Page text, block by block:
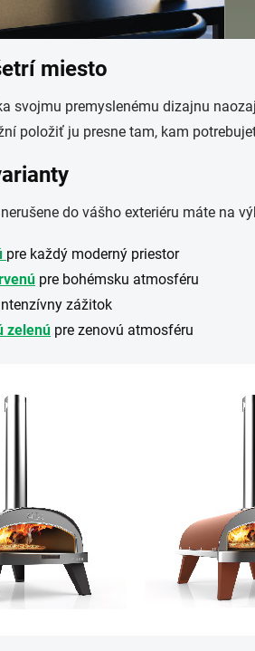
miesto
svojmu premyslenému dizajnu
položiť ju presne tam, kam
do vášho exteriéru máte na
pre každý moderný priestor
pre bohémsku atmosféru
zážitok
zelenú pre zenovú atmosféru